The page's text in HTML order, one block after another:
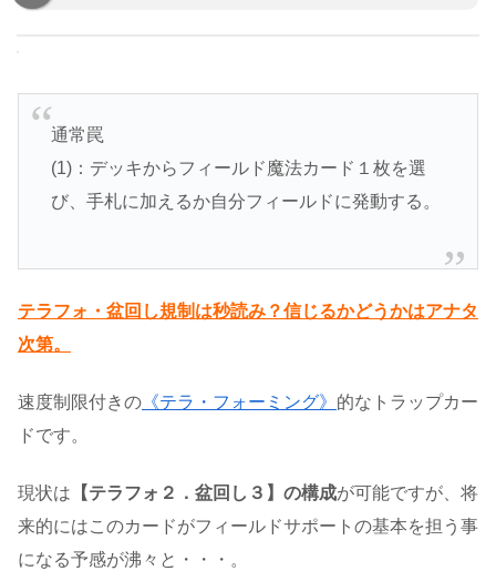
通常罠
(1)：デッキからフィールド魔法カード１枚を選
び、手札に加えるか自分フィールドに発動する。
テラフォ・盆回し規制は秒読み？信じるかどうかはアナタ
次第。
速度制限付きの 《テラ・フォーミング》 的なトラップカー
ドです。
現状は 【テラフォ２．盆回し３】の構成が可能ですが、将
来的にはこのカードがフィールドサポートの基本を担う事
になる予感が沸々と・・・。